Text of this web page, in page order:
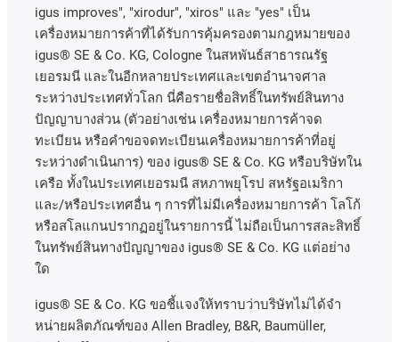
igus improves", "xirodur", "xiros" และ "yes" เป็น
เครื่องหมายการค้าที่ได้รับการคุ้มครองตามกฎหมายของ
igus® SE & Co. KG, Cologne ในสหพันธ์สาธารณรัฐ
เยอรมนี และในอีกหลายประเทศและเขตอํานาจศาล
ระหว่างประเทศทั่วโลก นี่คือรายชื่อสิทธิ์ในทรัพย์สินทาง
ปัญญาบางส่วน (ตัวอย่างเช่น เครื่องหมายการค้าจด
ทะเบียน หรือคำขอจดทะเบียนเครื่องหมายการค้าที่อยู่
ระหว่างดำเนินการ) ของ igus® SE & Co. KG หรือบริษัทใน
เครือ ทั้งในประเทศเยอรมนี สหภาพยุโรป สหรัฐอเมริกา
และ/หรือประเทศอื่น ๆ การที่ไม่มีเครื่องหมายการค้า โลโก้
หรือสโลแกนปรากฏอยู่ในรายการนี้ ไม่ถือเป็นการสละสิทธิ์
ในทรัพย์สินทางปัญญาของ igus® SE & Co. KG แต่อย่าง
ใด
igus® SE & Co. KG ขอชี้แจงให้ทราบว่าบริษัทไม่ได้จํา
หน่ายผลิตภัณฑ์ของ Allen Bradley, B&R, Baumüller,